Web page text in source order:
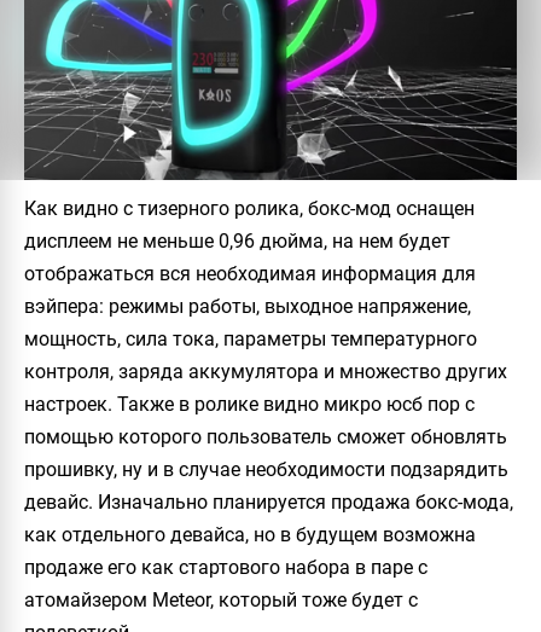
Как видно с тизерного ролика, бокс-мод оснащен
дисплеем не меньше 0,96 дюйма, на нем будет
отображаться вся необходимая информация для
вэйпера: режимы работы, выходное напряжение,
мощность, сила тока, параметры температурного
контроля, заряда аккумулятора и множество других
настроек. Также в ролике видно микро юсб пор с
помощью которого пользователь сможет обновлять
прошивку, ну и в случае необходимости подзарядить
девайс. Изначально планируется продажа бокс-мода,
как отдельного девайса, но в будущем возможна
продаже его как стартового набора в паре с
атомайзером Meteor, который тоже будет с